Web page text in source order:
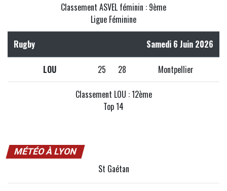
Classement ASVEL féminin : 9ème
Ligue Féminine
Rugby Samedi 6 Juin 2026
LOU 25 28 Montpellier
Classement LOU : 12ème
Top 14
MÉTÉO À LYON
St Gaétan